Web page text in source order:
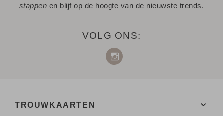
stappen en blijf op de hoogte van de nieuwste trends.
VOLG ONS:
TROUWKAARTEN